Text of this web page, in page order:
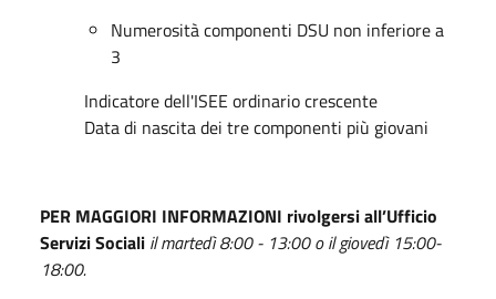
Numerosità componenti DSU non inferiore a
3
Indicatore dell'ISEE ordinario crescente
Data di nascita dei tre componenti più giovani
PER MAGGIORI INFORMAZIONI rivolgersi all’Ufficio
Servizi Sociali il martedì 8:00 - 13:00 o il giovedì 15:00-
18:00.